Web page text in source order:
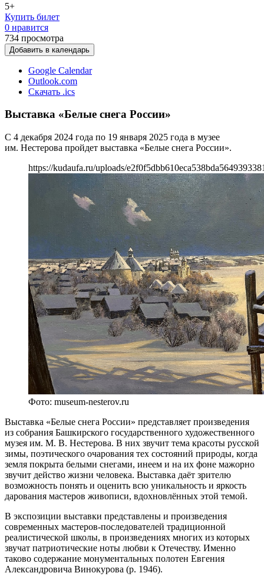
5+
Купить билет
0 нравится
734 просмотра
Добавить в календарь
Google Calendar
Outlook.com
Скачать .ics
Выставка «Белые снега России»
С 4 декабря 2024 года по 19 января 2025 года в музее
им. Нестерова пройдет выставка «Белые снега России».
https://kudaufa.ru/uploads/
Фото: museum-nesterov.ru
Выставка «Белые снега России» представляет произведения
из собрания Башкирского государственного художественного
музея им. М. В. Нестерова. В них звучит тема красоты русской
зимы, поэтического очарования тех состояний природы, когда
земля покрыта белыми снегами, инеем и на их фоне мажорно
звучит действо жизни человека. Выставка даёт зрителю
возможность понять и оценить всю уникальность и яркость
дарования мастеров живописи, вдохновлённых этой темой.
В экспозиции выставки представлены и произведения
современных мастеров-последователей традиционной
реалистической школы, в произведениях многих из которых
звучат патриотические ноты любви к Отечеству. Именно
таково содержание монументальных полотен Евгения
Александровича Винокурова (р. 1946).